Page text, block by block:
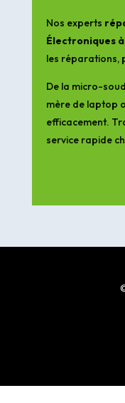
Nos experts
Électroniques
les réparations,
De la micro-
mère de laptop
efficacement.
service rapide